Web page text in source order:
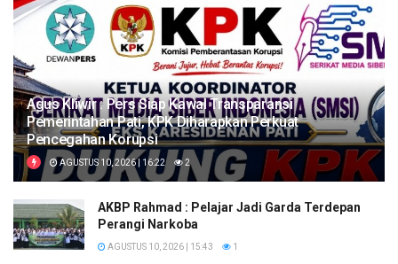
Agus Kliwir : Pers Siap Kawal Transparansi
Pemerintahan Pati, KPK Diharapkan Perkuat
Pencegahan Korupsi
AGUSTUS 10, 2026 | 16:22 2
AKBP Rahmad : Pelajar Jadi Garda Terdepan
Perangi Narkoba
AGUSTUS 10, 2026 | 15:43 1